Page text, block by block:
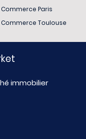
Paris
Toulouse
immobilier